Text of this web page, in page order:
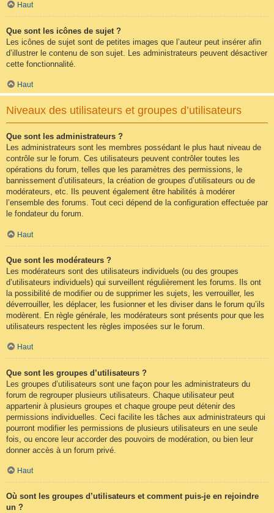
Haut
Que sont les icônes de sujet ?
Les icônes de sujet sont de petites images que l’auteur peut insérer afin
d’illustrer le contenu de son sujet. Les administrateurs peuvent désactiver
cette fonctionnalité.
Haut
Niveaux des utilisateurs et groupes d’utilisateurs
Que sont les administrateurs ?
Les administrateurs sont les membres possédant le plus haut niveau de
contrôle sur le forum. Ces utilisateurs peuvent contrôler toutes les
opérations du forum, telles que les paramètres des permissions, le
bannissement d’utilisateurs, la création de groupes d’utilisateurs ou de
modérateurs, etc. Ils peuvent également être habilités à modérer
l’ensemble des forums. Tout ceci dépend de la configuration effectuée par
le fondateur du forum.
Haut
Que sont les modérateurs ?
Les modérateurs sont des utilisateurs individuels (ou des groupes
d’utilisateurs individuels) qui surveillent régulièrement les forums. Ils ont
la possibilité de modifier ou de supprimer les sujets, les verrouiller, les
déverrouiller, les déplacer, les fusionner et les diviser dans le forum qu’ils
modèrent. En règle générale, les modérateurs sont présents pour que les
utilisateurs respectent les règles imposées sur le forum.
Haut
Que sont les groupes d’utilisateurs ?
Les groupes d’utilisateurs sont une façon pour les administrateurs du
forum de regrouper plusieurs utilisateurs. Chaque utilisateur peut
appartenir à plusieurs groupes et chaque groupe peut détenir des
permissions individuelles. Ceci facilite les tâches aux administrateurs qui
pourront modifier les permissions de plusieurs utilisateurs en une seule
fois, ou encore leur accorder des pouvoirs de modération, ou bien leur
donner accès à un forum privé.
Haut
Où sont les groupes d’utilisateurs et comment puis-je en rejoindre
un ?